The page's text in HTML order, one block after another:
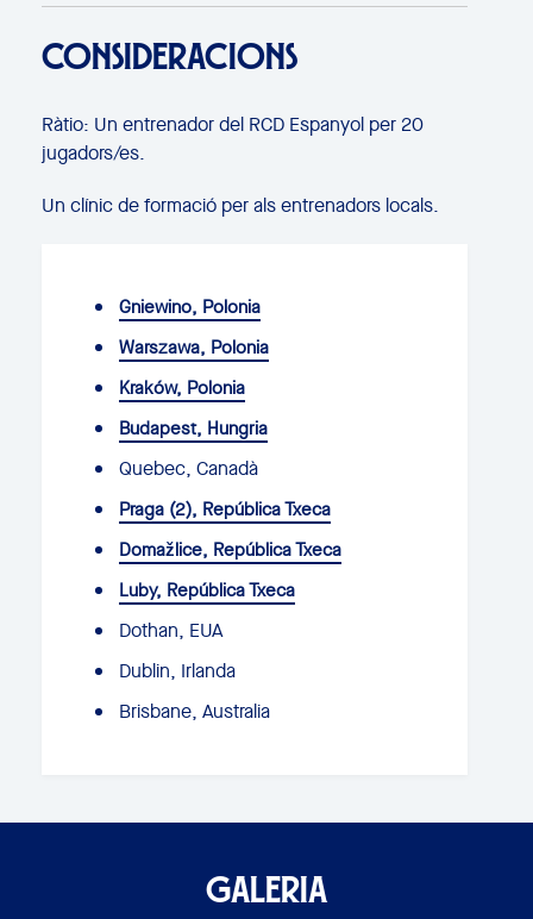
CONSIDERACIONS
Ràtio: Un entrenador del RCD Espanyol per 20
jugadors/es.
Un clínic de formació per als entrenadors locals.
Gniewino, Polonia
Warszawa, Polonia
Kraków, Polonia
Budapest, Hungria
Quebec, Canadà
Praga (2), República Txeca
Domažlice, República Txeca
Luby, República Txeca
Dothan, EUA
Dublin, Irlanda
Brisbane, Australia
GALERIA